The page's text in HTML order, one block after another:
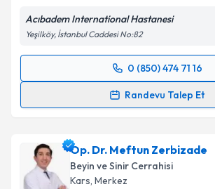
kapsamda işlenmesini kabul
Takvim Talebini
Acıbadem International Hastanesi
Yeşilköy, İstanbul Caddesi No:82
0 (850) 474 71 16
Randevu Talep Et
Randevu Takvimi Talebi
hazırlandığında e-posta ile
E-posta Adresiniz
Op. Dr. Meftun Zerbizade
Beyin ve Sinir Cerrahisi
Kars, Merkez